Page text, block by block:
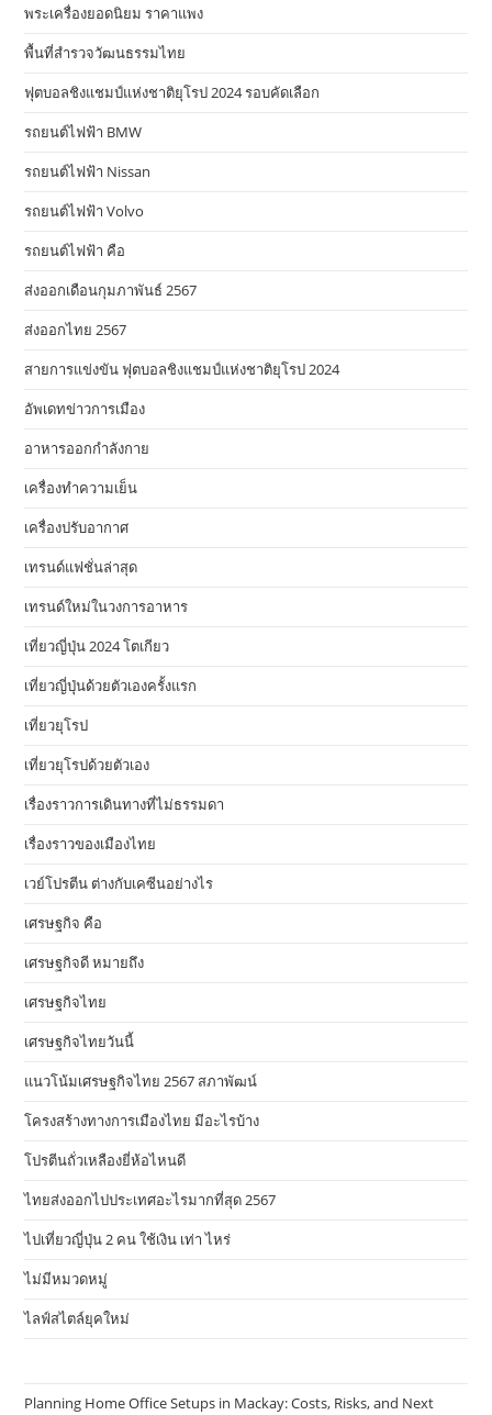
พระเครื่องยอดนิยม ราคาแพง
พื้นที่สำรวจวัฒนธรรมไทย
ฟุตบอลชิงแชมป์แห่งชาติยุโรป 2024 รอบคัดเลือก
รถยนต์ไฟฟ้า BMW
รถยนต์ไฟฟ้า Nissan
รถยนต์ไฟฟ้า Volvo
รถยนต์ไฟฟ้า คือ
ส่งออกเดือนกุมภาพันธ์ 2567
ส่งออกไทย 2567
สายการแข่งขัน ฟุตบอลชิงแชมป์แห่งชาติยุโรป 2024
อัพเดทข่าวการเมือง
อาหารออกกําลังกาย
เครื่องทำความเย็น
เครื่องปรับอากาศ
เทรนด์แฟชั่นล่าสุด
เทรนด์ใหม่ในวงการอาหาร
เที่ยวญี่ปุ่น 2024 โตเกียว
เที่ยวญี่ปุ่นด้วยตัวเองครั้งแรก
เที่ยวยุโรป
เที่ยวยุโรปด้วยตัวเอง
เรื่องราวการเดินทางที่ไม่ธรรมดา
เรื่องราวของเมืองไทย
เวย์โปรตีน ต่างกับเคซีนอย่างไร
เศรษฐกิจ คือ
เศรษฐกิจดี หมายถึง
เศรษฐกิจไทย
เศรษฐกิจไทยวันนี้
แนวโน้มเศรษฐกิจไทย 2567 สภาพัฒน์
โครงสร้างทางการเมืองไทย มีอะไรบ้าง
โปรตีนถั่วเหลืองยี่ห้อไหนดี
ไทยส่งออกไปประเทศอะไรมากที่สุด 2567
ไปเที่ยวญี่ปุ่น 2 คน ใช้เงิน เท่า ไหร่
ไม่มีหมวดหมู่
ไลฟ์สไตล์ยุคใหม่
Planning Home Office Setups in Mackay: Costs, Risks, and Next